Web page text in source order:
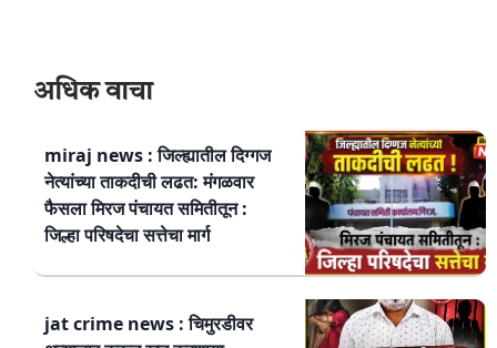
अधिक वाचा
miraj news : जिल्ह्यातील दिग्गज
नेत्यांच्या ताकदीची लढत: मंगळवार
फैसला मिरज पंचायत समितीतून :
जिल्हा परिषदेचा सत्तेचा मार्ग
jat crime news : चिमुरडीवर